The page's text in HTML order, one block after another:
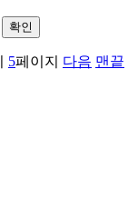
확인
5페이지 다음 맨끝